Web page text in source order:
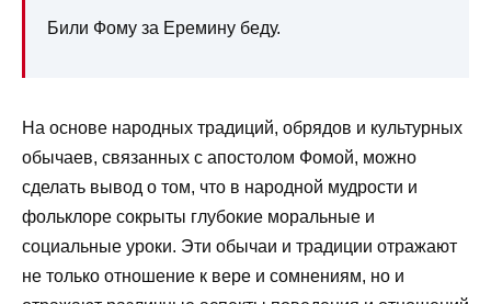
Били Фому за Еремину беду.
На основе народных традиций, обрядов и культурных
обычаев, связанных с апостолом Фомой, можно
сделать вывод о том, что в народной мудрости и
фольклоре сокрыты глубокие моральные и
социальные уроки. Эти обычаи и традиции отражают
не только отношение к вере и сомнениям, но и